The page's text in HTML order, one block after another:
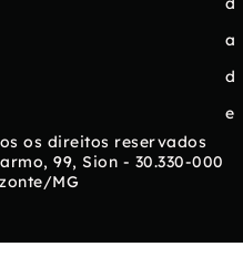
a
d
e
os direitos reservados
99, Sion - 30.330-000
MG